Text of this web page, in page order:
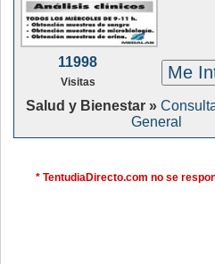
11998
Visitas Me
Salud y Bienestar »
General
* TentudiaDirecto.com no se